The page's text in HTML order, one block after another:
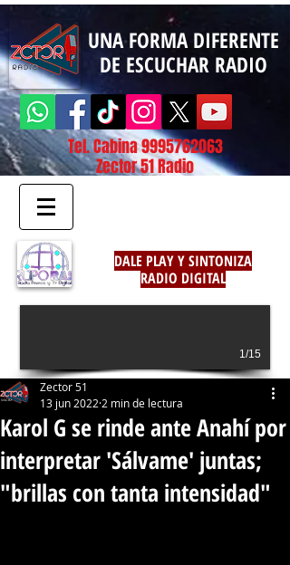
UNA FORMA DIFERENTE
DE ESCUCHAR RADIO
Tel. Cabina9995762063
Zector 51 Radio
DALE PLAY Y SINTONIZA
RADIO DIGITAL
1/15
Karol G se rinde ante Anahí por
interpretar 'Sálvame' juntas;
"brillas con tanta intensidad"
Zector 51
13 jun 2022 2 min de lectura